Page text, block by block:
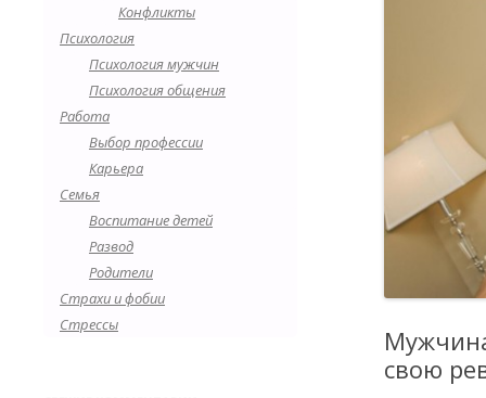
Конфликты
Психология
Психология мужчин
Психология общения
Работа
Выбор профессии
Карьера
Семья
Воспитание детей
Развод
Родители
Страхи и фобии
Стрессы
свою